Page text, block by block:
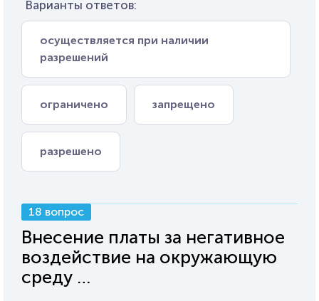
Варианты ответов:
осуществляется при наличии
разрешений
ограничено запрещено
разрешено
18 вопрос
Внесение платы за негативное
воздействие на окружающую
среду …